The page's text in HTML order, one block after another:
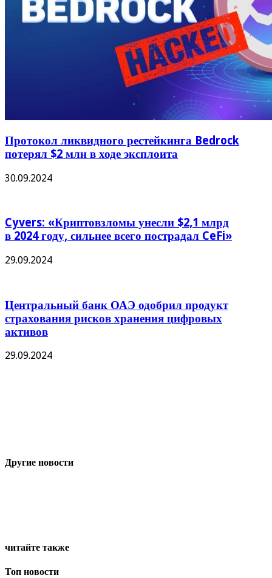
Протокол ликвидного рестейкинга Bedrock
потерял $2 млн в ходе эксплоита
30.09.2024
Cyvers: «Криптовзломы унесли $2,1 млрд
в 2024 году, сильнее всего пострадал CeFi»
29.09.2024
Центральный банк ОАЭ одобрил продукт
страхования рисков хранения цифровых
активов
29.09.2024
Другие новости
читайте также
Топ новости